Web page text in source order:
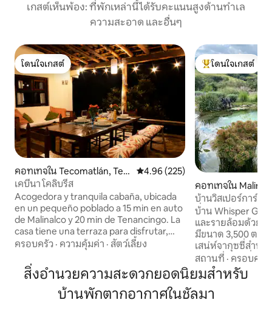
เกสต์เห็นพ้อง: ที่พักเหล่านี้ได้รับคะแนนสูงด้านทำเล
ความสะอาด และอื่นๆ
โดนใจเกสต์
โดนใจเกสต์
คอทเทจใน Tecomatlán, Ten
ancingo
คะแนนเฉลี่ย 4.96 จาก 5, 225 รีวิว
4.96 (225)
เคบีนา โคลิบรีส
Acogedora y tranquila cabaña, ubicada
en un pequeño poblado a 15 min en auto
de Malinalco y 20 min de Tenancingo. La
casa tiene una terraza para disfrutar,
juegos de mesa, lindo jardín para jugar y
desconectarte, home office ó tomar el
sol. Tu estancia aquí no requiere
contacto en ningún momento. Somos
pet & eco friendly!! ¿Reserva de último
ครอบครัว · ความคุ้มค่า · สัตว์เลี้ยง
โดนใจเกสต์ที่สุด
โดนใจเกสต์
คอทเทจใน
บ้านวิสเปอร์การ์เ
ทึ่ง!!
บ้าน Whisper
และรายล้อมด้วย
มีขนาด 3,500 ตา
เสน่ห์จากุซซี่สำหรั
ชีวภาพยอดเยี่ยมม
ลินัลโกเพียง 15 น
ขวาง 2 ห้องแต่ละ
ระเบียงสำหรับ 7
ครบครันห้องรับป
สถานที่ · ครอบครัว
สิ่งอำนวยความสะดวกยอดนิยมสำหรับ
บ้านพักตากอากาศในชัลมา